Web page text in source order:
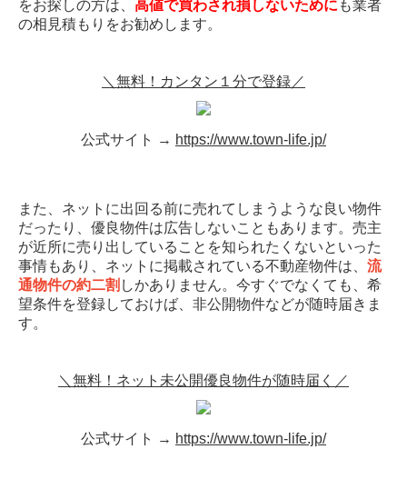
をお探しの方は、 高値で買わされ損しないために も業者
の相見積もりをお勧めします。
＼無料！カンタン１分で登録／
公式サイト → https://www.town-life.jp/
また、ネットに出回る前に売れてしまうような良い物件
だったり、優良物件は広告しないこともあります。売主
が近所に売り出していることを知られたくないといった
事情もあり、ネットに掲載されている不動産物件は、 流
通物件の約二割 しかありません。今すぐでなくても、希
望条件を登録しておけば、非公開物件などが随時届きま
す。
＼無料！ネット未公開優良物件が随時届く／
公式サイト → https://www.town-life.jp/